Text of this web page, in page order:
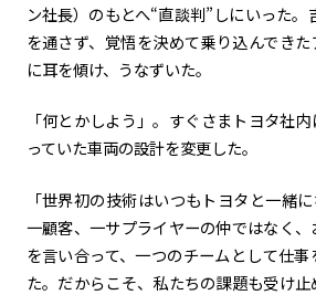
ン社長）のもとへ“直談判”しにいった。
を通さず、覚悟を決めて乗り込んでき
に耳を傾け、うなずいた。
「何とかしよう」。すぐさまトヨタ社
っていた車両の設計を変更した。
「世界初の技術はいつもトヨタと一緒に
一顧客、一サプライヤーの仲ではなく
を言い合って、一つのチームとして仕
た。だからこそ、私たちの課題も受け